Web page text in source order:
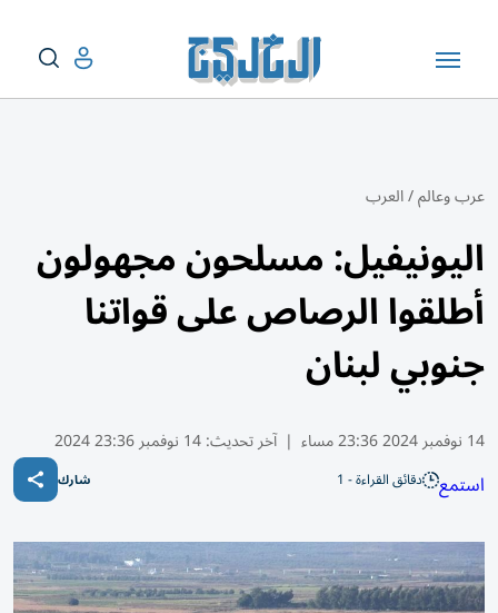
عرب وعالم/العرب
اليونيفيل: مسلحون مجهولون
أطلقوا الرصاص على قواتنا
جنوبي لبنان
14 نوفمبر 2024 23:36 مساء | آخر تحديث:14 نوفمبر 23:36 2024
استمع دقائق القراءة - 1 شارك